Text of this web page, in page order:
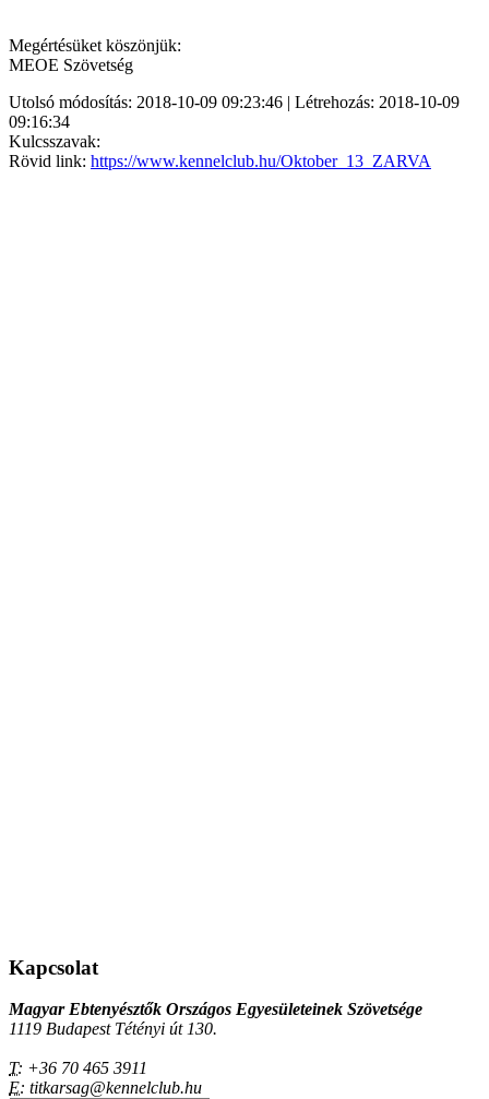
Megértésüket köszönjük:
MEOE Szövetség
Utolsó módosítás: 2018-10-09 09:23:46 | Létrehozás: 2018-10-09
09:16:34
Kulcsszavak:
Rövid link: https://www.kennelclub.hu/Oktober_13_ZARVA
Kapcsolat
Magyar Ebtenyésztők Országos Egyesületeinek Szövetsége
1119 Budapest Tétényi út 130.
T: +36 70 465 3911
E: titkarsag@kennelclub.hu